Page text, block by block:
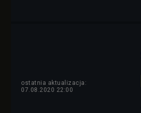
ostatnia aktualizacja:
07.08.2020 22:00